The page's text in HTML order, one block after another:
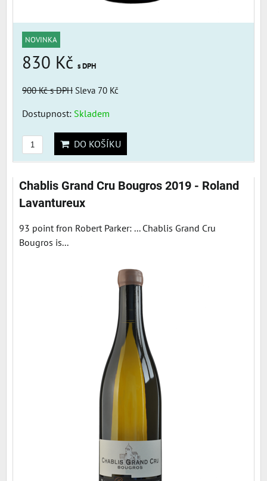
NOVINKA
830 Kč s DPH
900 Kčs DPH Sleva 70 Kč
Dostupnost: Skladem
DO KOŠÍKU
Chablis Grand Cru Bougros 2019 - Roland
Lavantureux
93 point fron Robert Parker: ... Chablis Grand Cru
Bougros is...